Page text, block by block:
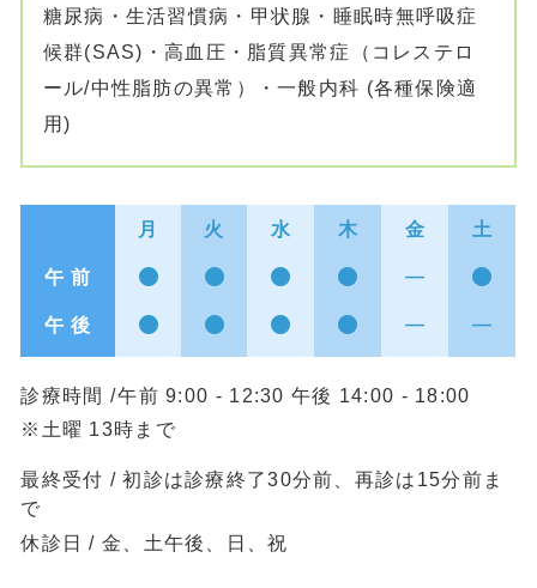
糖尿病・生活習慣病・甲状腺・睡眠時無呼吸症
候群(SAS)・高血圧・脂質異常症（コレステロ
ール/中性脂肪の異常）・一般内科 (各種保険適
用)
月 火 水 木 金 土
午 前
午 後
診療時間 /午前 9:00 - 12:30 午後 14:00 - 18:00
※土曜 13時まで
最終受付 / 初診は診療終了30分前、再診は15分前ま
で
休診日 / 金、土午後、日、祝